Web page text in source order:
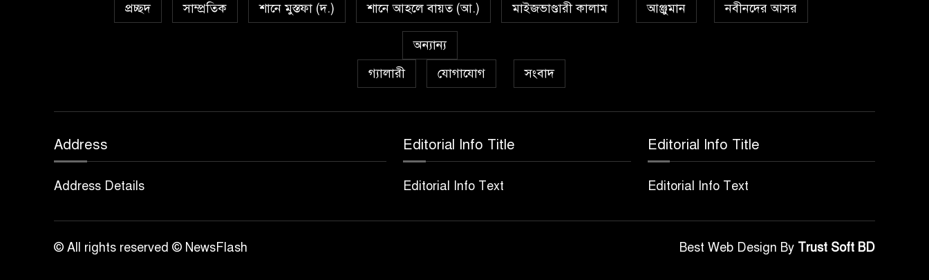
সর্বকালের সব সমস্যার
৭
ঈদে মিলাদুন্নবী এর গুরুত্ব
কালো হাত
প্রচ্ছদ সাম্প্রতিক শানে মুস্তফা (দ.) শানে আহলে বায়ত (আ.)
মাইজভাণ্ডারী কালাম
আঞ্জুমান
নবীনদের আসর
অন্যান্য
গ্যালারী
যোগাযোগ সংবাদ
Address
Address Details
Editorial Info Title
Editorial Info Text
Editorial Info Title
Editorial Info Text
© All rights reserved © NewsFlash Best Web Design By Trust Soft BD